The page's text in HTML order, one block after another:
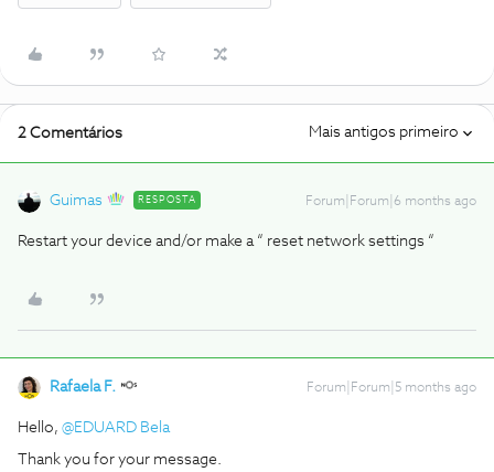
2 Comentários Mais antigos primeiro
Guimas RESPOSTA Forum|Forum|6 months ago
Restart your device and/or make a “ reset network settings “
Rafaela F. Forum|Forum|5 months ago
Hello, ​ @EDUARD Bela
Thank you for your message.